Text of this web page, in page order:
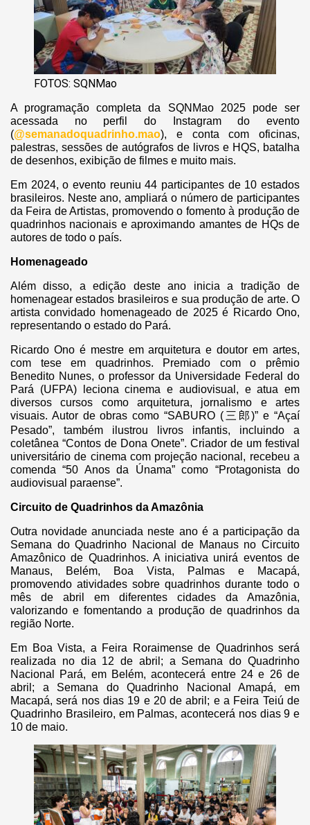
FOTOS: SQNMao
A programação completa da SQNMao 2025 pode ser
acessada no perfil do Instagram do evento
(@semanadoquadrinho.mao), e conta com oficinas,
palestras, sessões de autógrafos de livros e HQS, batalha
de desenhos, exibição de filmes e muito mais.
Em 2024, o evento reuniu 44 participantes de 10 estados
brasileiros. Neste ano, ampliará o número de participantes
da Feira de Artistas, promovendo o fomento à produção de
quadrinhos nacionais e aproximando amantes de HQs de
autores de todo o país.
Homenageado
Além disso, a edição deste ano inicia a tradição de
homenagear estados brasileiros e sua produção de arte. O
artista convidado homenageado de 2025 é Ricardo Ono,
representando o estado do Pará.
Ricardo Ono é mestre em arquitetura e doutor em artes,
com tese em quadrinhos. Premiado com o prêmio
Benedito Nunes, o professor da Universidade Federal do
Pará (UFPA) leciona cinema e audiovisual, e atua em
diversos cursos como arquitetura, jornalismo e artes
visuais. Autor de obras como “SABURO (三郎)” e “Açaí
Pesado”, também ilustrou livros infantis, incluindo a
coletânea “Contos de Dona Onete”. Criador de um festival
universitário de cinema com projeção nacional, recebeu a
comenda “50 Anos da Únama” como “Protagonista do
audiovisual paraense”.
Circuito de Quadrinhos da Amazônia
Outra novidade anunciada neste ano é a participação da
Semana do Quadrinho Nacional de Manaus no Circuito
Amazônico de Quadrinhos. A iniciativa unirá eventos de
Manaus, Belém, Boa Vista, Palmas e Macapá,
promovendo atividades sobre quadrinhos durante todo o
mês de abril em diferentes cidades da Amazônia,
valorizando e fomentando a produção de quadrinhos da
região Norte.
Em Boa Vista, a Feira Roraimense de Quadrinhos será
realizada no dia 12 de abril; a Semana do Quadrinho
Nacional Pará, em Belém, acontecerá entre 24 e 26 de
abril; a Semana do Quadrinho Nacional Amapá, em
Macapá, será nos dias 19 e 20 de abril; e a Feira Teiú de
Quadrinho Brasileiro, em Palmas, acontecerá nos dias 9 e
10 de maio.